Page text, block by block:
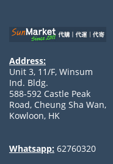
Address:
Unit 3, 11/F, Winsum
Ind. Bldg.
588-592 Castle Peak
Road, Cheung Sha Wan,
Kowloon, HK
Whatsapp: 62760320